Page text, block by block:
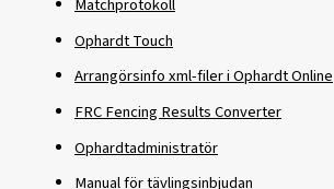
Matchprotokoll
Ophardt Touch
Arrangörsinfo xml-filer i Ophardt Online
FRC Fencing Results Converter
Ophardtadministratör
Manual för tävlingsinbjudan